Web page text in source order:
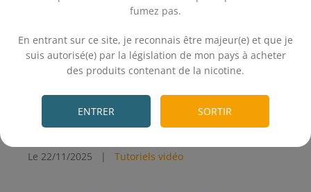
fumez pas.
En entrant sur ce site, je reconnais être majeur(e) et que je
suis autorisé(e) par la législation de mon pays à acheter
des produits contenant de la nicotine.
ENTRER SORTIR
TUTO VIDÉO : comment
vaper pour 3 fois rien ?
Le 22/11/2025 | Tutoriels vidéo